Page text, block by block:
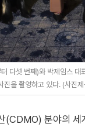
다섯 번째)와 박제임스
을 촬영하고 있다. (사진
(CDMO) 분야의